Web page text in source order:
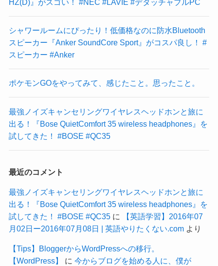
HZ(D)』がスゴい！ #NEC #LAVIE #デタッチャブルPC
シャワールームにぴったり！低価格なのに防水Bluetooth
スピーカー『Anker SoundCore Sport』がコスパ良し！ #
スピーカー #Anker
ポケモンGOをやってみて、感じたこと。思ったこと。
最強ノイズキャンセリングワイヤレスヘッドホンと旅に
出る！『Bose QuietComfort 35 wireless headphones』を
試してきた！ #BOSE #QC35
最近のコメント
最強ノイズキャンセリングワイヤレスヘッドホンと旅に
出る！『Bose QuietComfort 35 wireless headphones』を
試してきた！ #BOSE #QC35に
【英語学習】2016年07
月02日ー2016年07月08日 | 英語やりたくない.comより
【Tips】BloggerからWordPressへの移行。
【WordPress】
に 今からブログを始める人に、僕が